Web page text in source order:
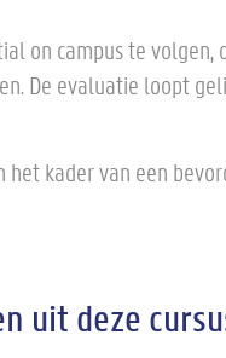
on campus te
De evaluatie loopt
kader van een
uit deze